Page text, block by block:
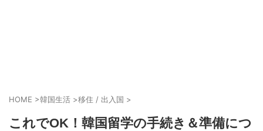
HOME >韓国生活 >移住 / 出入国 >
これでOK！韓国留学の手続き＆準備につ